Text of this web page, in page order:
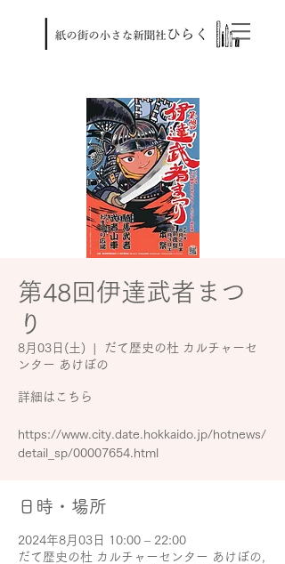
第48回伊達武者まつ
り
8月03日(土)
だて歴史の杜 カルチャーセ
ンター あけぼの
詳細はこちら
https://www.city.date.hokkaido.jp/hotnews/
detail_sp/00007654.html
日時・場所
2024年8月03日 10:00 – 22:00
だて歴史の杜 カルチャーセンター あけぼの,